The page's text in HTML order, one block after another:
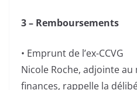
3 – Remboursements
• Emprunt de l’ex-CCVG
Nicole Roche, adjointe
finances, rappelle la